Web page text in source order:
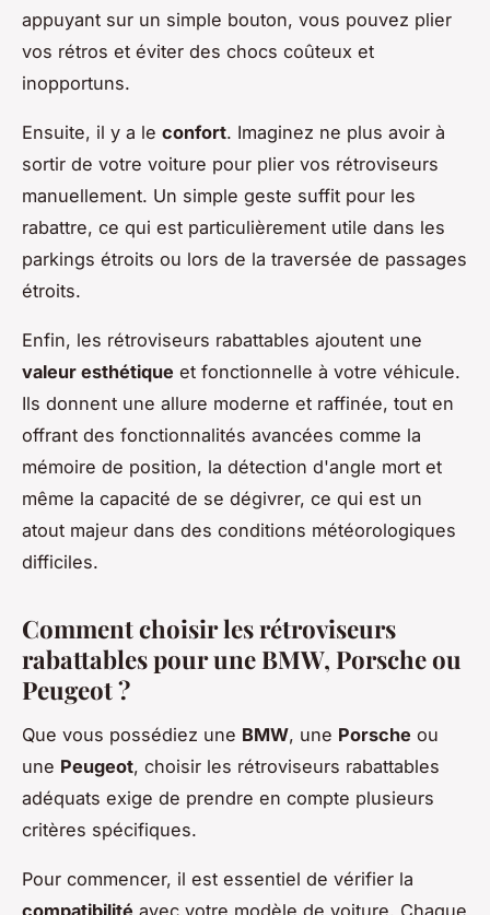
appuyant sur un simple bouton, vous pouvez plier
vos rétros et éviter des chocs coûteux et
inopportuns.
Ensuite, il y a le confort. Imaginez ne plus avoir à
sortir de votre voiture pour plier vos rétroviseurs
manuellement. Un simple geste suffit pour les
rabattre, ce qui est particulièrement utile dans les
parkings étroits ou lors de la traversée de passages
étroits.
Enfin, les rétroviseurs rabattables ajoutent une
valeur esthétique et fonctionnelle à votre véhicule.
Ils donnent une allure moderne et raffinée, tout en
offrant des fonctionnalités avancées comme la
mémoire de position, la détection d'angle mort et
même la capacité de se dégivrer, ce qui est un
atout majeur dans des conditions météorologiques
difficiles.
Comment choisir les rétroviseurs
rabattables pour une BMW, Porsche ou
Peugeot ?
Que vous possédiez une BMW, une Porsche ou
une Peugeot, choisir les rétroviseurs rabattables
adéquats exige de prendre en compte plusieurs
critères spécifiques.
Pour commencer, il est essentiel de vérifier la
compatibilité avec votre modèle de voiture. Chaque